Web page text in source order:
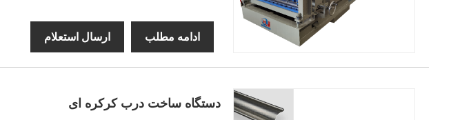
ادامه مطلب ارسال استعلام
دستگاه ساخت درب کرکره ای